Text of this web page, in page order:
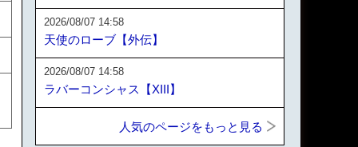
2026/08/07 14:58
天使のローブ【外伝】
2026/08/07 14:58
ラバーコンシャス【XIII】
人気のページをもっと見る